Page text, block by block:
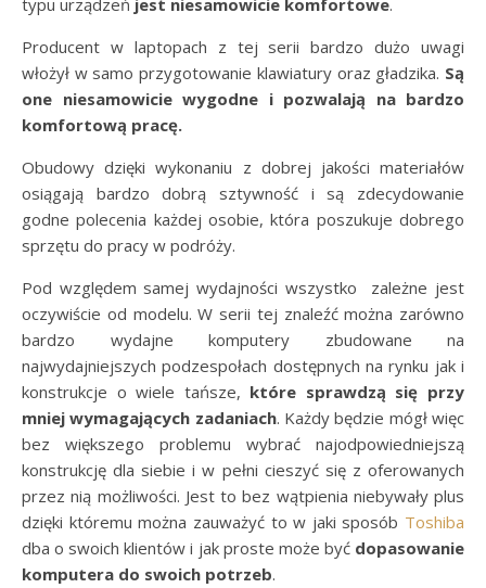
typu urządzeń jest niesamowicie komfortowe.
Producent w laptopach z tej serii bardzo dużo uwagi
włożył w samo przygotowanie klawiatury oraz gładzika. Są
one niesamowicie wygodne i pozwalają na bardzo
komfortową pracę.
Obudowy dzięki wykonaniu z dobrej jakości materiałów
osiągają bardzo dobrą sztywność i są zdecydowanie
godne polecenia każdej osobie, która poszukuje dobrego
sprzętu do pracy w podróży.
Pod względem samej wydajności wszystko zależne jest
oczywiście od modelu. W serii tej znaleźć można zarówno
bardzo wydajne komputery zbudowane na
najwydajniejszych podzespołach dostępnych na rynku jak i
konstrukcje o wiele tańsze, które sprawdzą się przy
mniej wymagających zadaniach. Każdy będzie mógł więc
bez większego problemu wybrać najodpowiedniejszą
konstrukcję dla siebie i w pełni cieszyć się z oferowanych
przez nią możliwości. Jest to bez wątpienia niebywały plus
dzięki któremu można zauważyć to w jaki sposób Toshiba
dba o swoich klientów i jak proste może być dopasowanie
komputera do swoich potrzeb.